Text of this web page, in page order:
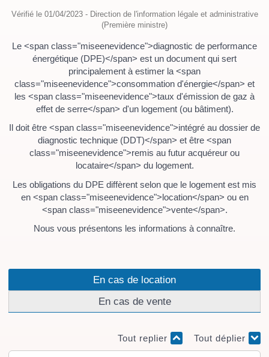
Vérifié le 01/04/2023 - Direction de l'information légale et administrative
(Première ministre)
Le <span class="miseenevidence">diagnostic de performance
énergétique (DPE)</span> est un document qui sert
principalement à estimer la <span
class="miseenevidence">consommation d'énergie</span> et
les <span class="miseenevidence">taux d'émission de gaz à
effet de serre</span> d'un logement (ou bâtiment).
Il doit être <span class="miseenevidence">intégré au dossier de
diagnostic technique (DDT)</span> et être <span
class="miseenevidence">remis au futur acquéreur ou
locataire</span> du logement.
Les obligations du DPE diffèrent selon que le logement est mis
en <span class="miseenevidence">location</span> ou en
<span class="miseenevidence">vente</span>.
Nous vous présentons les informations à connaître.
En cas de location
En cas de vente
Tout replier Tout déplier